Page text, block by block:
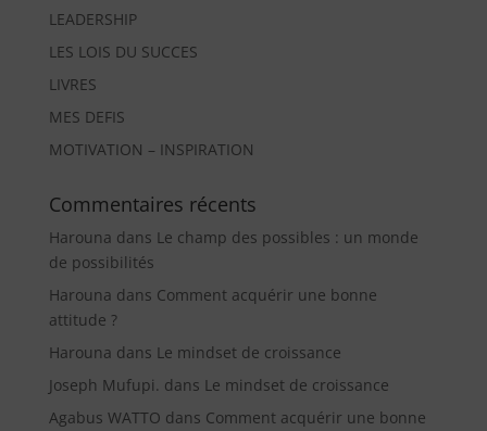
LEADERSHIP
LES LOIS DU SUCCES
LIVRES
MES DEFIS
MOTIVATION – INSPIRATION
Commentaires récents
Harouna dans Le champ des possibles : un monde
de possibilités
Harouna dans Comment acquérir une bonne
attitude ?
Harouna dans Le mindset de croissance
Joseph Mufupi. dans Le mindset de croissance
Agabus WATTO dans Comment acquérir une bonne